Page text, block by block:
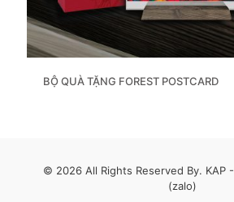
BỘ QUÀ TẶNG FOREST POSTCARD
© 2026 All Rights Reserved By. KAP -
(zalo)